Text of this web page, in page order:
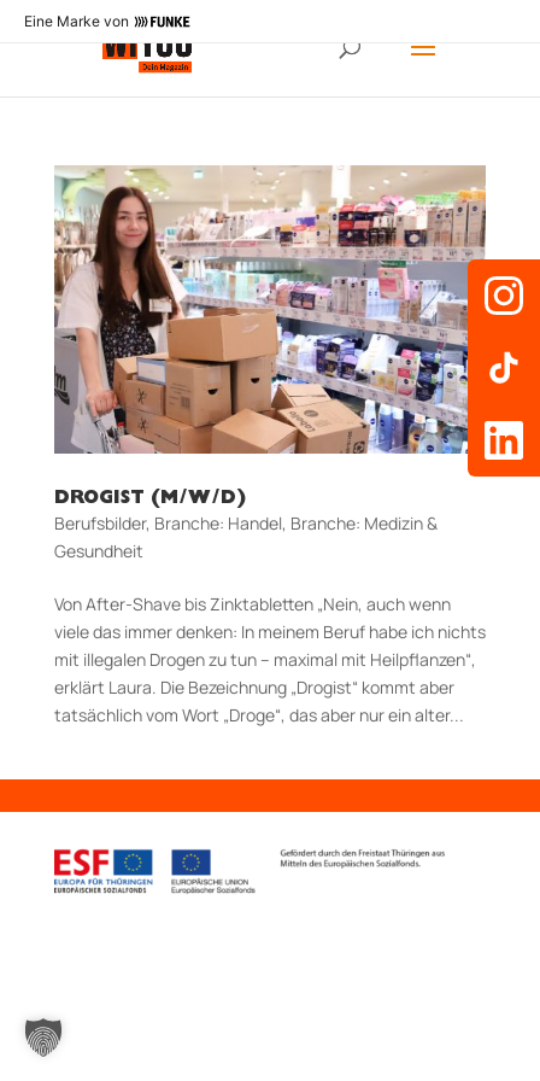
Eine Marke von
DROGIST (M/W/D)
Berufsbilder, Branche: Handel, Branche: Medizin &
Gesundheit
Von After-Shave bis Zinktabletten „Nein, auch wenn
viele das immer denken: In meinem Beruf habe ich nichts
mit illegalen Drogen zu tun – maximal mit Heilpflanzen“,
erklärt Laura. Die Bezeichnung „Drogist“ kommt aber
tatsächlich vom Wort „Droge“, das aber nur ein alter...